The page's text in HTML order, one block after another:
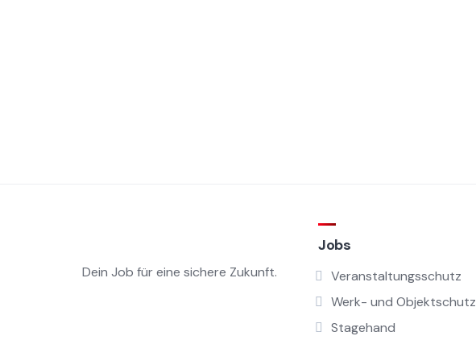
Dein Job für eine sichere Zukunft.
Jobs
Veranstaltungsschutz
Werk- und Objektschutz
Stagehand